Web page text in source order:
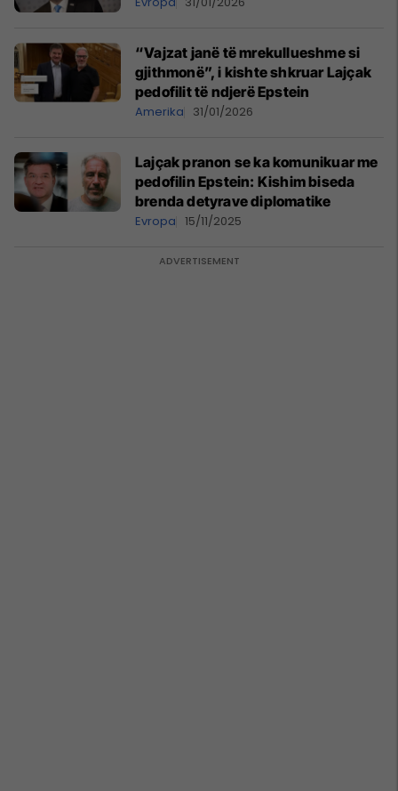
“Vajzat janë të mrekullueshme si
gjithmonë”, i kishte shkruar Lajçak
pedofilit të ndjerë Epstein
Amerika 31/01/2026
Lajçak pranon se ka komunikuar me
pedofilin Epstein: Kishim biseda
brenda detyrave diplomatike
Evropa 15/11/2025